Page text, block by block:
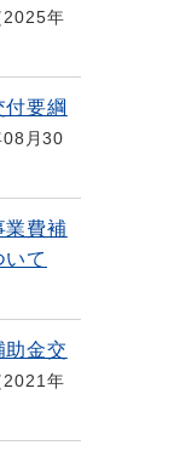
2025年
要綱
月30
業費補
て
助金交
2021年